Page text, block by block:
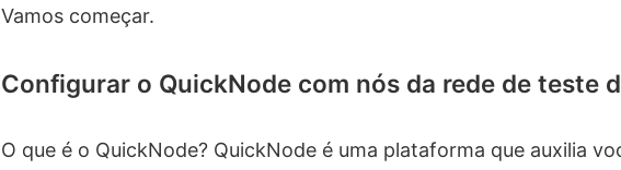
Vamos começar.
Configurar o QuickNode com nós da rede de teste
O que é o QuickNode? QuickNode é uma plataforma que auxilia